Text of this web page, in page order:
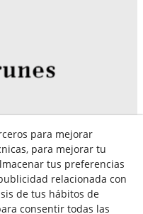
para mejorar
para mejorar tu
tus preferencias
relacionada con
de tus hábitos de
consentir todas las